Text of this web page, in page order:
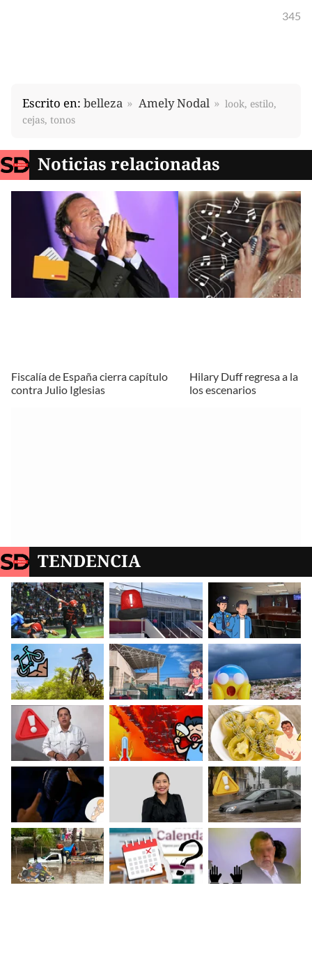
345
Escrito en: belleza Amely Nodal
look, estilo,
cejas, tonos
Noticias relacionadas
Fiscalía de España cierra capítulo
contra Julio Iglesias
Hilary Duff regresa a la
los escenarios
TENDENCIA